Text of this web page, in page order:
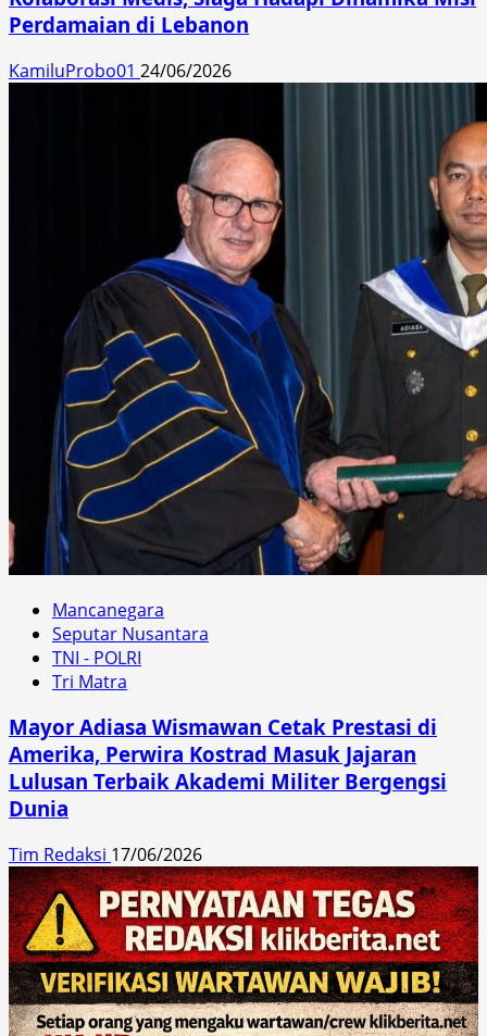
Perdamaian di Lebanon
KamiluProbo01 24/06/2026
Mancanegara
Seputar Nusantara
TNI - POLRI
Tri Matra
Mayor Adiasa Wismawan Cetak Prestasi di
Amerika, Perwira Kostrad Masuk Jajaran
Lulusan Terbaik Akademi Militer Bergengsi
Dunia
Tim Redaksi 17/06/2026